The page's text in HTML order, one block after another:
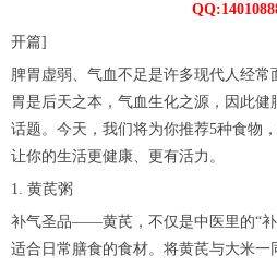
开篇]
脾胃虚弱、气血不足是许多现代人经
胃是后天之本，气血生化之源，因此
话题。今天，我们将为你推荐5种食物
让你的生活更健康、更有活力。
1. 黄芪粥
补气圣品——黄芪，不仅是中医里的“补
适合日常膳食的食材。将黄芪与大米一